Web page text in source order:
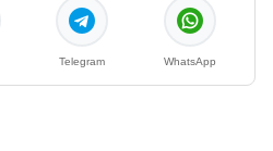
Telegram WhatsApp